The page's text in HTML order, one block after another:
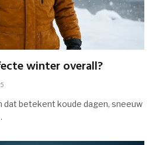
winter overall?
dat betekent koude dagen, sneeuw